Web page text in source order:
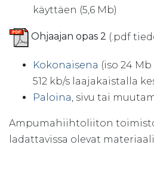
käyttäen (5,6 Mb)
Ohjaajan opas 2 (.pdf
Kokonaisena (iso 24
512 kb/s laajakaistalla
Paloina , sivu tai
Ampumahiihtoliiton
ladattavissa olevat